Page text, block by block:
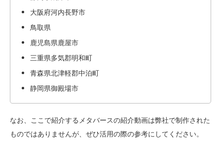
大阪府河内長野市
鳥取県
鹿児島県鹿屋市
三重県多気郡明和町
青森県北津軽郡中泊町
静岡県御殿場市
なお、ここで紹介するメタバースの紹介動画は弊社で制作された
ものではありませんが、ぜひ活用の際の参考にしてください。